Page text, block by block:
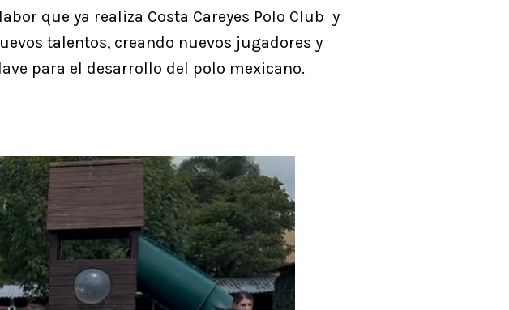
que ya realiza Costa Careyes Polo Club y
talentos, creando nuevos jugadores y
para el desarrollo del polo mexicano.